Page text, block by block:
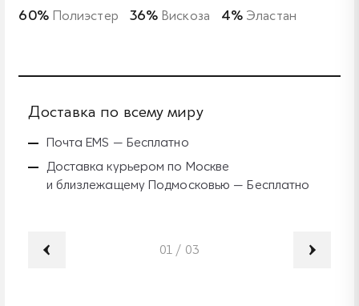
60%Полиэстер 36% Вискоза 4% Эластан
Доставка по всему миру
Почта EMS — Бесплатно
Доставка курьером по Москве
и близлежащему Подмосковью — Бесплатно
01 / 03